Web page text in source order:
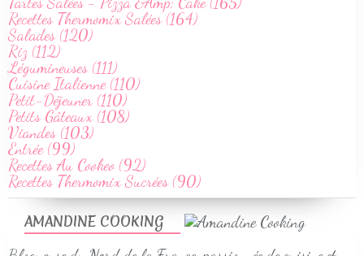
AMANDINE COOKING
Recettes Thermomix Salées (164)
Salades (120)
Riz (112)
Légumineuses (111)
Cuisine Italienne (110)
Petit-Déjeuner (110)
Petits Gâteaux (108)
Viandes (103)
Entrée (99)
Recettes Au Cookeo (92)
Recettes Thermomix Sucrées (90)